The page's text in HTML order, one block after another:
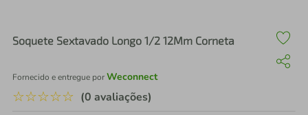
Soquete Sextavado Longo 1/2 12Mm Corneta
Fornecido e entregue porWeconnect
☆☆☆☆☆ (0 avaliações)